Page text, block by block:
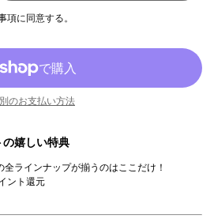
項に同意する。
別のお支払い方法
嬉しい特典
ラインナップが揃うのはここだけ！
ント還元